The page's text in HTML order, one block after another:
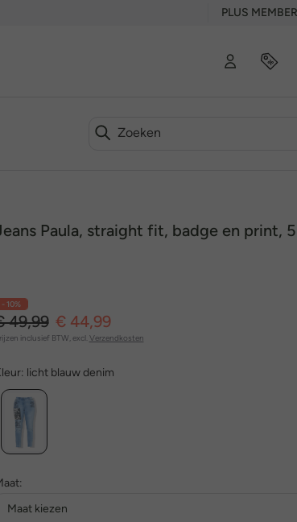
PLUS MEMBER
Paula, straight fit, badge en print,
- 10%
49,99 € 44,99
inclusief BTW, excl. Verzendkosten
licht blauw denim
Maat kiezen